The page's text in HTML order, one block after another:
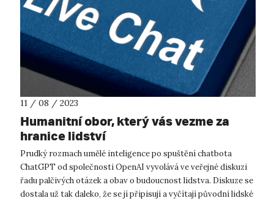
11 / 08 / 2023
Humanitní obor, který vás vezme za
hranice lidství
Prudký rozmach umělé inteligence po spuštění chatbota
ChatGPT od společnosti OpenAI vyvolává ve veřejné diskuzi
řadu palčivých otázek a obav o budoucnost lidstva. Diskuze se
dostala už tak daleko, že se jí připisují a vyčítají původní lidské